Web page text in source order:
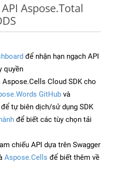
Aspose.Total
để nhận hạn ngạch API
quyền
Cloud SDK cho
GitHub và
để tự biên dịch/sử dụng SDK
để biết các tùy chọn tải
chiếu API dựa trên Swagger
Aspose.Cells để biết thêm về